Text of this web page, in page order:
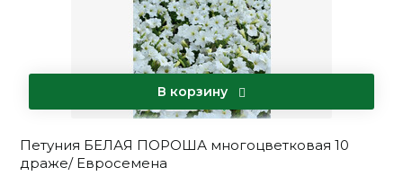
В корзину
Петуния БЕЛАЯ ПОРОША многоцветковая 10
драже/ Евросемена